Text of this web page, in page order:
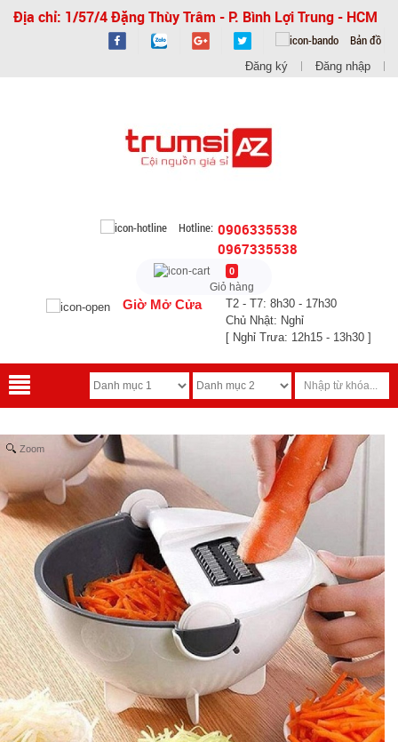
Địa chỉ: 1/57/4 Đặng Thùy Trâm - P. Bình Lợi Trung - HCM
Bản đồ
Đăng ký Đăng nhập
Hotline: 0906335538
0967335538
0
Giỏ hàng
Giờ Mở Cửa
T2 - T7: 8h30 - 17h30
Chủ Nhật: Nghỉ
[ Nghỉ Trưa: 12h15 - 13h30 ]
Zoom
Bộ kềm cắt